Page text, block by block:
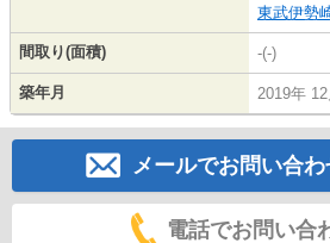
東武伊勢
間取り(面積) -(-)
築年月 2019年
メールでお問い合
電話でお問い合